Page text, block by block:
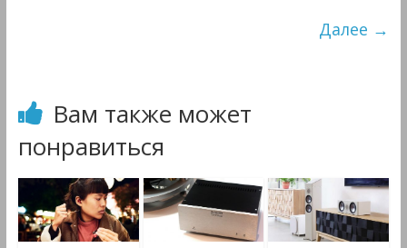
Далее →
Вам также может
понравиться